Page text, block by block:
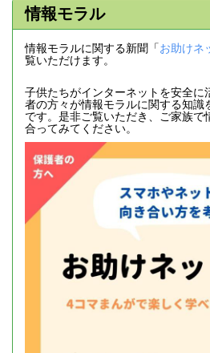
情報モラル
情報モラルに関する新聞「お助けネ
覧いただけます。
子供たちがインターネットを安全に
者の方々が情報モラルに関する知識
です。是非ご覧いただき、ご家族で
合ってみてください。